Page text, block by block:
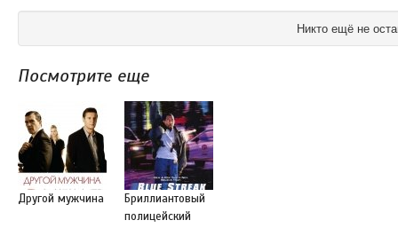
Никто ещё не
Посмотрите еще
Другой мужчина
Бриллиантовый
полицейский